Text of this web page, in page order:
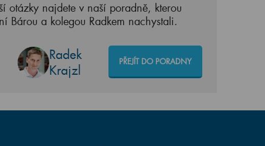
otázky najdete v naší poradně, kterou
Bárou a kolegou Radkem nachystali.
Radek
Krajzl
PŘEJÍT DO PORADNY